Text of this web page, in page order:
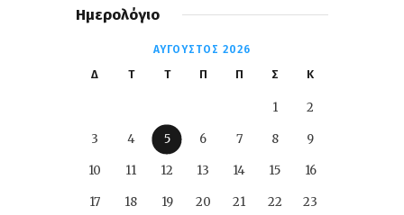
Ημερολόγιο
ΑΎΓΟΥΣΤΟΣ 2026
Δ Τ Τ Π Π Σ Κ
1 2
3 4 5 6 7 8 9
10 11 12 13 14 15 16
17 18 19 20 21 22 23